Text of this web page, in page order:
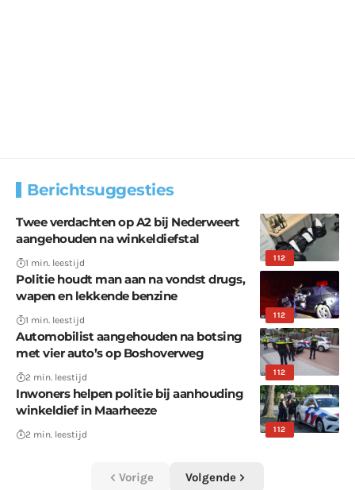
Berichtsuggesties
112
Twee verdachten op A2 bij Nederweert
aangehouden na winkeldiefstal
1 min. leestijd
112
Politie houdt man aan na vondst drugs,
wapen en lekkende benzine
1 min. leestijd
112
Automobilist aangehouden na botsing
met vier auto’s op Boshoverweg
2 min. leestijd
112
Inwoners helpen politie bij aanhouding
winkeldief in Maarheeze
2 min. leestijd
Vorige Volgende